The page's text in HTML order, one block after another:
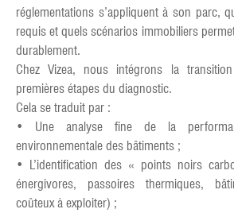
réglementations s’appliquent à son parc,
requis et quels scénarios immobiliers
durablement.
Chez Vizea, nous intégrons la
premières étapes du diagnostic.
Cela se traduit par :
• Une analyse fine de la
environnementale des bâtiments ;
• L’identification des « points noirs
énergivores, passoires thermiques,
coûteux à exploiter) ;